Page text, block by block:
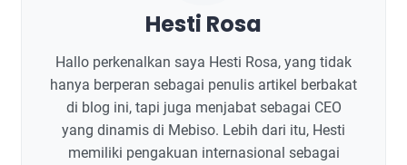
Hesti Rosa
Hallo perkenalkan saya Hesti Rosa, yang tidak
hanya berperan sebagai penulis artikel berbakat
di blog ini, tapi juga menjabat sebagai CEO
yang dinamis di Mebiso. Lebih dari itu, Hesti
memiliki pengakuan internasional sebagai